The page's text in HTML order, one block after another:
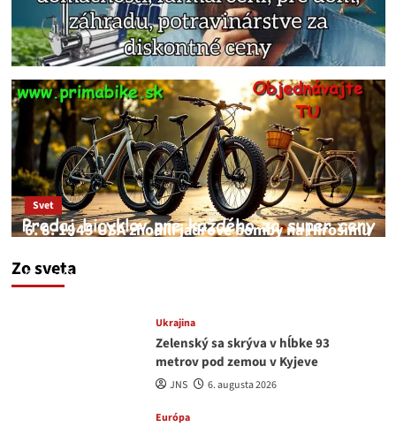
Zo sveta
Svet
6. 8. 1945 USA zhodili jadrové bomby na Hirošimu
JNS
Ukrajina
Zelenský sa skrýva v hĺbke 93
metrov pod zemou v Kyjeve
JNS 6. augusta 2026
Európa